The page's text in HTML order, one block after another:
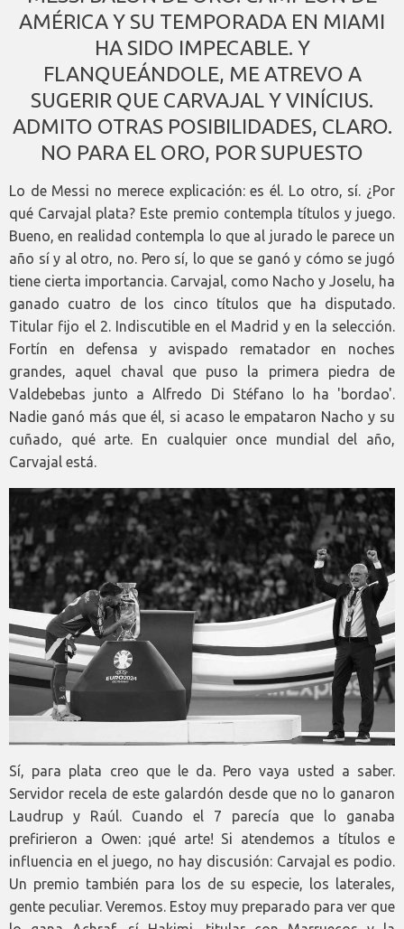
AMÉRICA Y SU TEMPORADA EN MIAMI
HA SIDO IMPECABLE. Y
FLANQUEÁNDOLE, ME ATREVO A
SUGERIR QUE CARVAJAL Y VINÍCIUS.
ADMITO OTRAS POSIBILIDADES, CLARO.
NO PARA EL ORO, POR SUPUESTO
Lo de Messi no merece explicación: es él. Lo otro, sí. ¿Por
qué Carvajal plata? Este premio contempla títulos y juego.
Bueno, en realidad contempla lo que al jurado le parece un
año sí y al otro, no. Pero sí, lo que se ganó y cómo se jugó
tiene cierta importancia. Carvajal, como Nacho y Joselu, ha
ganado cuatro de los cinco títulos que ha disputado.
Titular fijo el 2. Indiscutible en el Madrid y en la selección.
Fortín en defensa y avispado rematador en noches
grandes, aquel chaval que puso la primera piedra de
Valdebebas junto a Alfredo Di Stéfano lo ha 'bordao'.
Nadie ganó más que él, si acaso le empataron Nacho y su
cuñado, qué arte. En cualquier once mundial del año,
Carvajal está.
Sí, para plata creo que le da. Pero vaya usted a saber.
Servidor recela de este galardón desde que no lo ganaron
Laudrup y Raúl. Cuando el 7 parecía que lo ganaba
prefirieron a Owen: ¡qué arte! Si atendemos a títulos e
influencia en el juego, no hay discusión: Carvajal es podio.
Un premio también para los de su especie, los laterales,
gente peculiar. Veremos. Estoy muy preparado para ver que